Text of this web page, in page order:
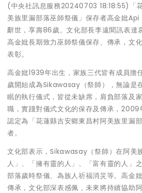
(中央社訊息服務20240703 18:18:55)「
美族里漏部落巫師祭儀」保存者高金妣
辭世，享壽86歲。文化部長李遠聞訊表達
高金妣長期致力巫師祭儀保存、傳承，文
表彰。
高金妣1939年出生，家族三代皆有成員擔
歲開始成為Sikawasay（祭師），無論是
眠的執行儀式，皆從未缺席，肩負部落及
職，實踐對儀式文化的保存及傳承，2009
認定為「花蓮縣吉安鄉東昌村阿美族里漏
者。
文化部表示，Sikawasay（祭師）在阿美
人」、「擁有靈的人」、「富有靈的人」
部落歲時祭儀、為族人祈福消災等。高金
傳承，文化部深表感佩，未來將持續協助